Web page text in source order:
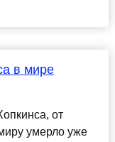
в мире
от
умерло уже